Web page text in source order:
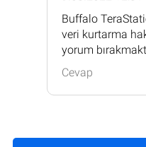
Buffalo
veri kurtarma
yorum
Cevap